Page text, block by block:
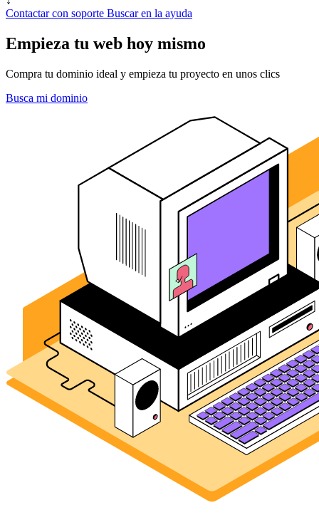
Contactar con soporte Buscar en la ayuda
Empieza tu web hoy mismo
Compra tu dominio ideal y empieza tu proyecto en unos clics
Busca mi dominio